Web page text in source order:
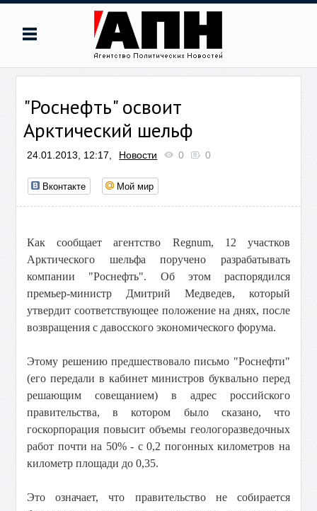
"Роснефть" освоит
Арктический шельф
24.01.2013, 12:17, Новости 0 0
Вконтакте Мой мир
Как сообщает агентство Regnum, 12 участков
Арктического шельфа поручено разрабатывать
компании "Роснефть". Об этом распорядился
премьер-министр Дмитрий Медведев, который
утвердит соответствующее положение на днях, после
возвращения с давосского экономического форума.
Этому решению предшествовало письмо "Роснефти"
(его передали в кабинет министров буквально перед
решающим совещанием) в адрес российского
правительства, в котором было сказано, что
госкорпорация повысит объемы геологоразведочных
работ почти на 50% - с 0,2 погонных километров на
километр площади до 0,35.
Это означает, что правительство не собирается